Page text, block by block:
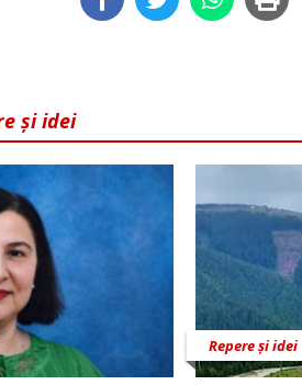
și idei
Repere și idei